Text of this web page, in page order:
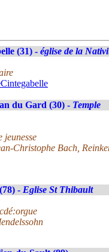
(31) - église de la
du Gard (30) - Temple
jeunesse
Christophe Bach,
- Eglise St Thibault